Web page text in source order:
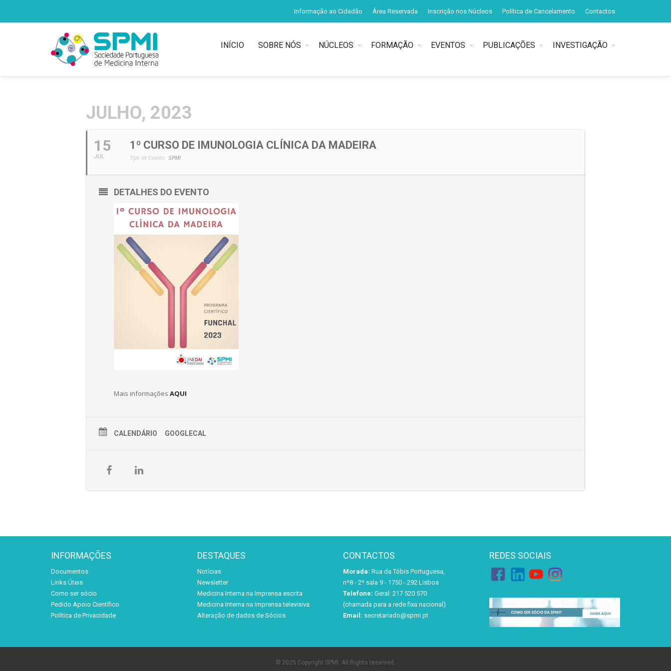
Informação ao Cidadão Área Reservada Inscrição nos Núcleos Política de Cancelamento Contactos
INÍCIO SOBRE NÓS NÚCLEOS FORMAÇÃO EVENTOS PUBLICAÇÕES INVESTIGAÇÃO
JULHO, 2023
15
JUL
1º CURSO DE IMUNOLOGIA CLÍNICA DA MADEIRA
Tipo de Evento: SPMI
DETALHES DO EVENTO
Mais informações AQUI
CALENDÁRIO GOOGLECAL
INFORMAÇÕES
Documentos
Links Úteis
Como ser sócio
Pedido Apoio Científico
Política de Privacidade
DESTAQUES
Notícias
Newsletter
Medicina Interna na Imprensa escrita
Medicina Interna na Imprensa televisiva
Alteração de dados de Sócios
CONTACTOS
Morada: Rua da Tóbis Portuguesa,
nº8 - 2º sala 9 - 1750 - 292 Lisboa
Telefone: Geral: 217 520 570
(chamada para a rede fixa nacional)
Email: secretariado@spmi.pt
REDES SOCIAIS
© 2025 Copyright SPMI. All Rights reserved.